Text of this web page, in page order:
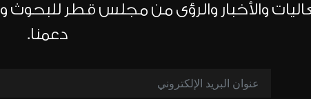
والأخبار والرؤى من مجلس قطر للبحوث
دعمنا.